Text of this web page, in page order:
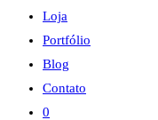
Loja
Portfólio
Blog
Contato
0